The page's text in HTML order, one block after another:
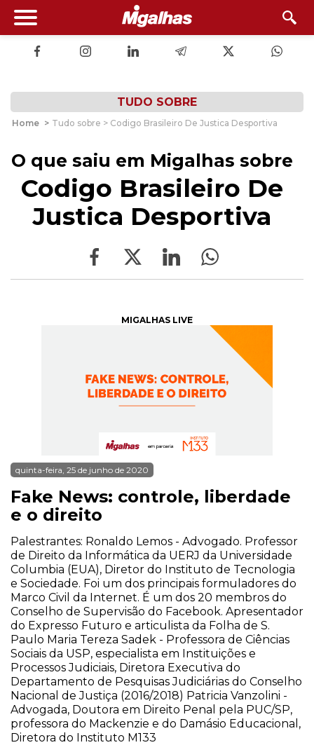
TUDO SOBRE
Home > Tudo sobre > Codigo Brasileiro De Justica Desportiva
O que saiu em Migalhas sobre
Codigo Brasileiro De
Justica Desportiva
MIGALHAS LIVE
quinta-feira, 25 de junho de 2020
Fake News: controle, liberdade
e o direito
Palestrantes: Ronaldo Lemos - Advogado. Professor
de Direito da Informática da UERJ da Universidade
Columbia (EUA), Diretor do Instituto de Tecnologia
e Sociedade. Foi um dos principais formuladores do
Marco Civil da Internet. É um dos 20 membros do
Conselho de Supervisão do Facebook. Apresentador
do Expresso Futuro e articulista da Folha de S.
Paulo Maria Tereza Sadek - Professora de Ciências
Sociais da USP, especialista em Instituições e
Processos Judiciais, Diretora Executiva do
Departamento de Pesquisas Judiciárias do Conselho
Nacional de Justiça (2016/2018) Patricia Vanzolini -
Advogada, Doutora em Direito Penal pela PUC/SP,
professora do Mackenzie e do Damásio Educacional,
Diretora do Instituto M133